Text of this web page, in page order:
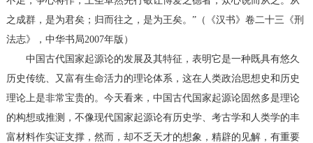
之成群，是为君矣；归而往之，是为王矣。”（《汉书》卷二十三《刑
法志》，中华书局2007年版）
中国古代国家起源论的发展及其特征，表明它是一种既具有悠久
历史传统、又富有生命活力的理论体系，这在人类政治思想史和历史
理论上是非常宝贵的。今天看来，中国古代国家起源论固然多是理论
的构想或推测，不像现代国家起源论有历史学、考古学和人类学的丰
富材料作实证支撑，然而，却不乏天才的想象，精辟的见解，有重要